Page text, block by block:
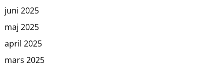
juni 2025
maj 2025
april 2025
mars 2025